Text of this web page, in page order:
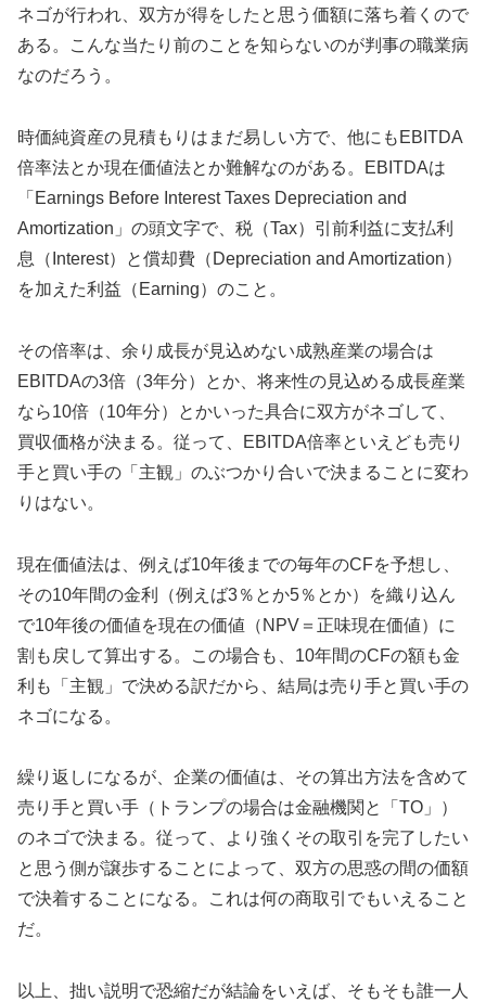
ネゴが行われ、双方が得をしたと思う価額に落ち着くので
ある。こんな当たり前のことを知らないのが判事の職業病
なのだろう。
時価純資産の見積もりはまだ易しい方で、他にもEBITDA
倍率法とか現在価値法とか難解なのがある。EBITDAは
「Earnings Before Interest Taxes Depreciation and
Amortization」の頭文字で、税（Tax）引前利益に支払利
息（Interest）と償却費（Depreciation and Amortization）
を加えた利益（Earning）のこと。
その倍率は、余り成長が見込めない成熟産業の場合は
EBITDAの3倍（3年分）とか、将来性の見込める成長産業
なら10倍（10年分）とかいった具合に双方がネゴして、
買収価格が決まる。従って、EBITDA倍率といえども売り
手と買い手の「主観」のぶつかり合いで決まることに変わ
りはない。
現在価値法は、例えば10年後までの毎年のCFを予想し、
その10年間の金利（例えば3％とか5％とか）を織り込ん
で10年後の価値を現在の価値（NPV＝正味現在価値）に
割も戻して算出する。この場合も、10年間のCFの額も金
利も「主観」で決める訳だから、結局は売り手と買い手の
ネゴになる。
繰り返しになるが、企業の価値は、その算出方法を含めて
売り手と買い手（トランプの場合は金融機関と「TO」）
のネゴで決まる。従って、より強くその取引を完了したい
と思う側が譲歩することによって、双方の思惑の間の価額
で決着することになる。これは何の商取引でもいえること
だ。
以上、拙い説明で恐縮だが結論をいえば、そもそも誰一人